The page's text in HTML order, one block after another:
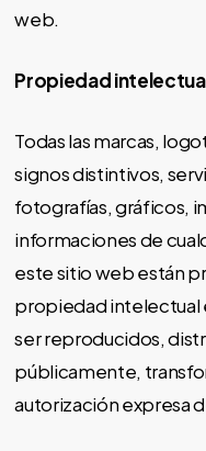
web.
Propiedad
Todas las marcas,
signos distintivos,
fotografías, gráficos,
informaciones de
este sitio web están
propiedad intelectual
ser reproducidos,
públicamente,
autorización expresa